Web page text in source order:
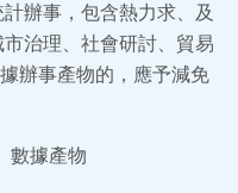
辦事，包含熱力求、及
治理、社會研討、貿易
辦事產物的，應予減免
數據產物